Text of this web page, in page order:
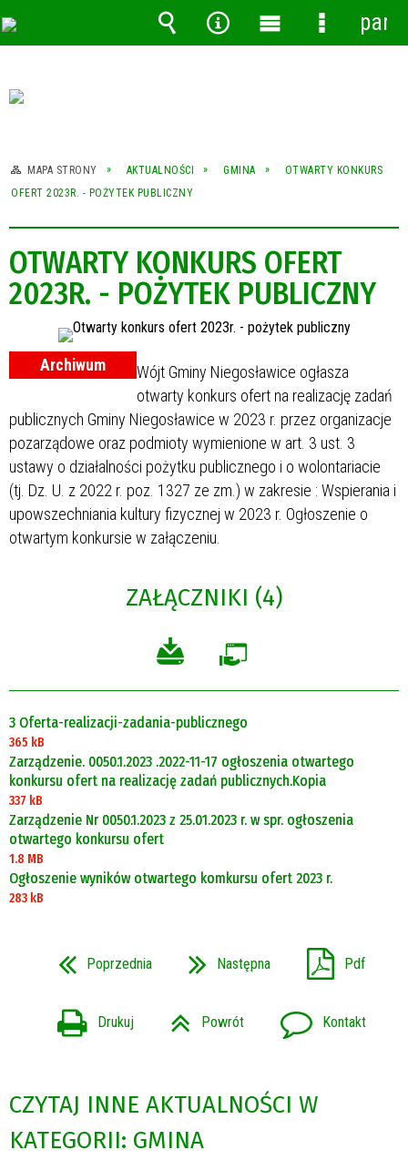
MAPA STRONY AKTUALNOŚCI GMINA
OTWARTY KONKURS
OFERT 2023R. - POŻYTEK PUBLICZNY
OTWARTY KONKURS OFERT
2023R. - POŻYTEK PUBLICZNY
Archiwum
Wójt Gminy Niegosławice ogłasza
otwarty konkurs ofert na realizację zadań
publicznych Gminy Niegosławice w 2023 r. przez organizacje
pozarządowe oraz podmioty wymienione w art. 3 ust. 3
ustawy o działalności pożytku publicznego i o wolontariacie
(tj. Dz. U. z 2022 r. poz. 1327 ze zm.) w zakresie : Wspierania i
upowszechniania kultury fizycznej w 2023 r. Ogłoszenie o
otwartym konkursie w załączeniu.
ZAŁĄCZNIKI (4)
3 Oferta-realizacji-zadania-publicznego
365 kB
Zarządzenie. 0050.1.2023 .2022-11-17 ogłoszenia otwartego
konkursu ofert na realizację zadań publicznych.Kopia
337 kB
Zarządzenie Nr 0050.1.2023 z 25.01.2023 r. w spr. ogłoszenia
otwartego konkursu ofert
1.8 MB
Ogłoszenie wyników otwartego komkursu ofert 2023 r.
283 kB
Poprzednia Następna Pdf
Drukuj Powrót Kontakt
CZYTAJ INNE AKTUALNOŚCI W
KATEGORII: GMINA
Wyszukiwarka
Narzędzia
MenuMenu